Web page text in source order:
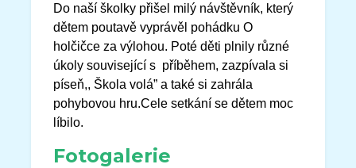
Do naší školky přišel milý návštěvník, který
dětem poutavě vyprávěl pohádku O
holčičce za výlohou. Poté děti plnily různé
úkoly související s příběhem, zazpívala si
píseň,, Škola volá” a také si zahrála
pohybovou hru.Cele setkání se dětem moc
líbilo.
Fotogalerie